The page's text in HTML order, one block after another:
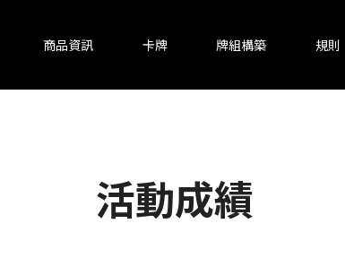
商品資訊 卡牌 牌組構築 規則
活動成績